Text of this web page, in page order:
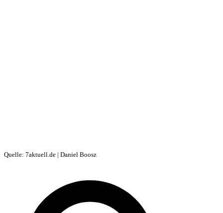
Quelle: 7aktuell.de | Daniel Boosz